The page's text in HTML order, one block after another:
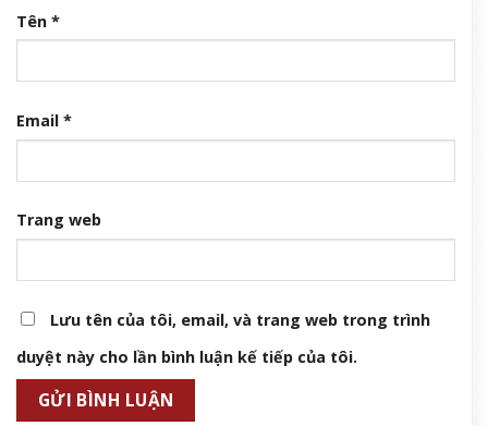
Tên *
Email *
Trang web
Lưu tên của tôi, email, và trang web trong trình
duyệt này cho lần bình luận kế tiếp của tôi.